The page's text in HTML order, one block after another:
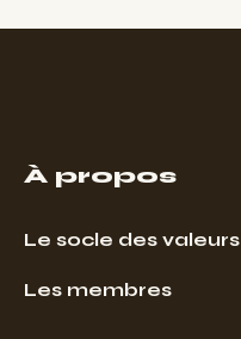
À propos
Le socle des valeurs
Les membres